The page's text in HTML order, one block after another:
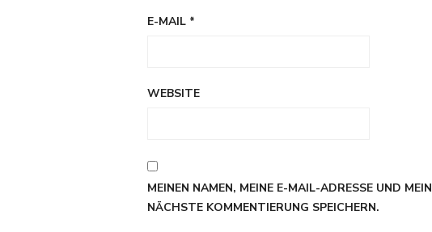
E-MAIL *
WEBSITE
MEINEN NAMEN, MEINE E-MAIL-ADRESSE UND
NÄCHSTE KOMMENTIERUNG SPEICHERN.